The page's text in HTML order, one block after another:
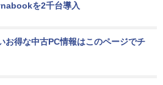
を2千台導入
お得な中古PC情報はこのページでチ